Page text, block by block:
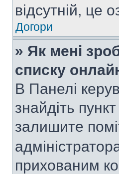
відсутній, це
Догори
» Як мені
списку
В Панелі
знайдіть пункт
залишите
прихованим